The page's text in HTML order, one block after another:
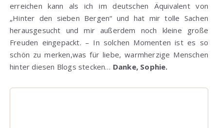
erreichen kann als ich im deutschen Äquivalent von
„Hinter den sieben Bergen“ und hat mir tolle Sachen
herausgesucht und mir außerdem noch kleine große
Freuden eingepackt. – In solchen Momenten ist es so
schön zu merken,was für liebe, warmherzige Menschen
hinter diesen Blogs stecken… Danke, Sophie.